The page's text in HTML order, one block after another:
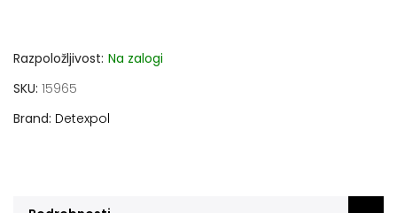
Razpoložljivost: Na zalogi
SKU 15965
Brand Detexpol